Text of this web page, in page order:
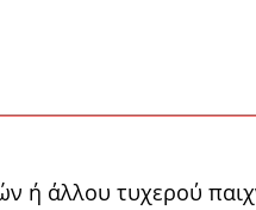
ή άλλου τυχερού